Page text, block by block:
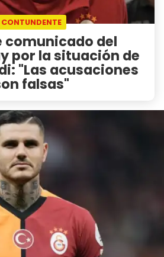
CONTUNDENTE
comunicado del
por la situación de
"Las acusaciones
falsas"